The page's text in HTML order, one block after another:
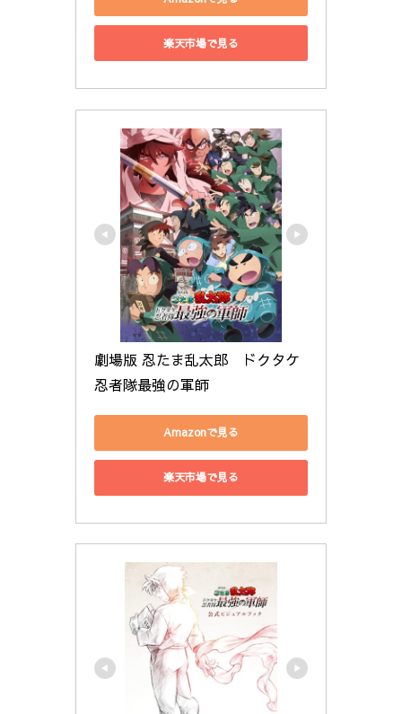
楽天市場で見る
劇場版 忍たま乱太郎　ドクタケ
忍者隊最強の軍師
Amazonで見る
楽天市場で見る